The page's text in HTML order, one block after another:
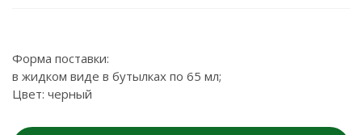
Форма поставки:
в жидком виде в бутылках по 65 мл;
Цвет: черный